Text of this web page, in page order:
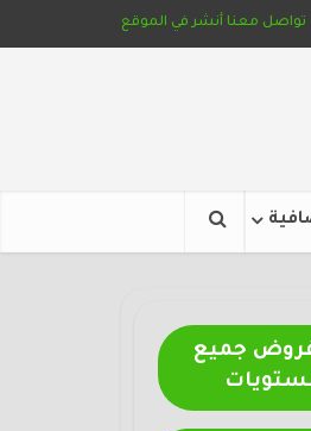
تواصل معنا أنشر في الموقع
جميع